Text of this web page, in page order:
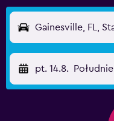
pt. 14.8. Południe